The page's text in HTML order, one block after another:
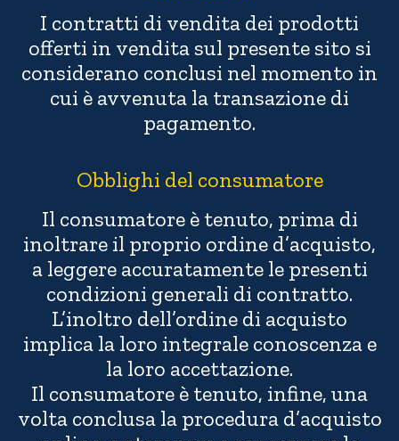
I contratti di vendita dei prodotti
offerti in vendita sul presente sito si
considerano conclusi nel momento in
cui è avvenuta la transazione di
pagamento.
Obblighi del consumatore
Il consumatore è tenuto, prima di
inoltrare il proprio ordine d’acquisto,
a leggere accuratamente le presenti
condizioni generali di contratto.
L’inoltro dell’ordine di acquisto
implica la loro integrale conoscenza e
la loro accettazione.
Il consumatore è tenuto, infine, una
volta conclusa la procedura d’acquisto